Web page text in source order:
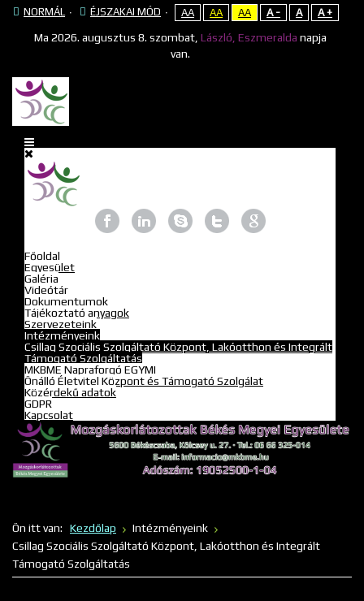
NORMÁL ÉJSZAKAI MÓD AA AA AA A - A A +
Ma 2026. augusztus 8. szombat, László, Eszmeralda napja
van.
Főoldal
Egyesület
Galéria
Videótár
Dokumentumok
Tájékoztató anyagok
Szervezeteink
Intézményeink
Csillag Szociális Szolgáltató Központ, Lakóotthon és Integrált
Támogató Szolgáltatás
MKBME Napraforgó EGYMI
Önálló Életvitel Központ és Támogató Szolgálat
Közérdekű adatok
GDPR
Kapcsolat
Ön itt van: Kezdőlap
Intézményeink
Csillag Szociális Szolgáltató Központ, Lakóotthon és Integrált
Támogató Szolgáltatás